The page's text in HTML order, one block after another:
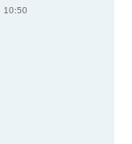
10:50